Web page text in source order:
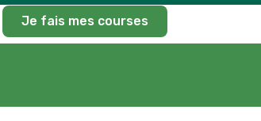
Je fais mes courses